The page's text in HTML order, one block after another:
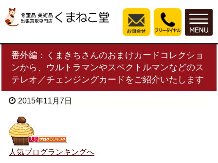
番外編：くまきちさんのおまけカードコレクショ
ンから、ウルトラマンやスペクトルマンなどのス
テレオ／チェンジングカードをご紹介いたします
2015年11月7日
人気ブログランキングへ